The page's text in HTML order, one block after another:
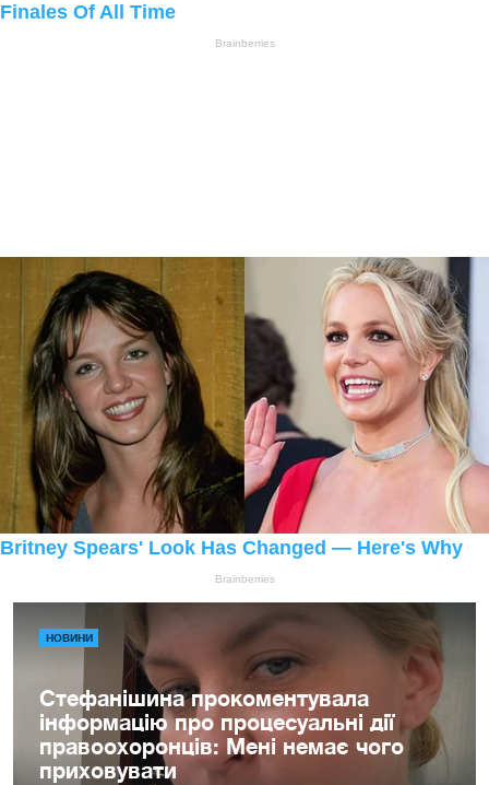
НОВИНИ
Стефанішина прокоментувала
інформацію про процесуальні дії
правоохоронців: Мені немає чого
приховувати